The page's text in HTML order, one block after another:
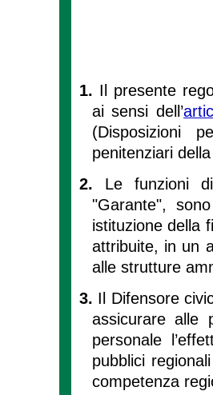
1. Il presente
ai sensi dell’
(Disposizioni
penitenziari
2. Le funzioni
"Garante",
istituzione della
attribuite, in un
alle strutture
3. Il Difensore
assicurare alle
personale
pubblici
competenza